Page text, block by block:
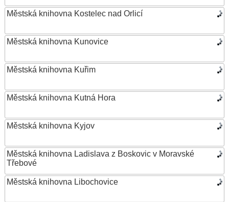
Městská knihovna Kostelec nad Orlicí
Městská knihovna Kunovice
Městská knihovna Kuřim
Městská knihovna Kutná Hora
Městská knihovna Kyjov
Městská knihovna Ladislava z Boskovic v Moravské
Třebové
Městská knihovna Libochovice